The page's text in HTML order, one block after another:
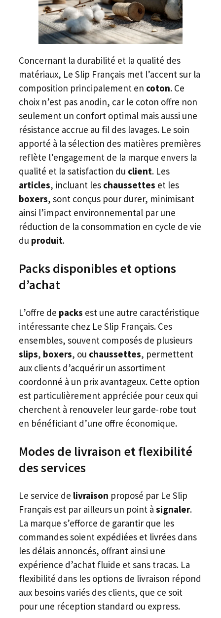
Concernant la durabilité et la qualité des
matériaux, Le Slip Français met l’accent sur la
composition principalement en coton. Ce
choix n’est pas anodin, car le coton offre non
seulement un confort optimal mais aussi une
résistance accrue au fil des lavages. Le soin
apporté à la sélection des matières premières
reflète l’engagement de la marque envers la
qualité et la satisfaction du client. Les
articles, incluant les chaussettes et les
boxers, sont conçus pour durer, minimisant
ainsi l’impact environnemental par une
réduction de la consommation en cycle de vie
du produit.
Packs disponibles et options
d’achat
L’offre de packs est une autre caractéristique
intéressante chez Le Slip Français. Ces
ensembles, souvent composés de plusieurs
slips, boxers, ou chaussettes, permettent
aux clients d’acquérir un assortiment
coordonné à un prix avantageux. Cette option
est particulièrement appréciée pour ceux qui
cherchent à renouveler leur garde-robe tout
en bénéficiant d’une offre économique.
Modes de livraison et flexibilité
des services
Le service de livraison proposé par Le Slip
Français est par ailleurs un point à signaler.
La marque s’efforce de garantir que les
commandes soient expédiées et livrées dans
les délais annoncés, offrant ainsi une
expérience d’achat fluide et sans tracas. La
flexibilité dans les options de livraison répond
aux besoins variés des clients, que ce soit
pour une réception standard ou express.